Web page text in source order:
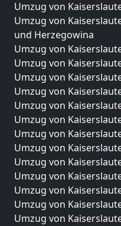
Umzug von
Umzug von
und Herzegowina
Umzug von
Umzug von
Umzug von
Umzug von
Umzug von
Umzug von
Umzug von
Umzug von
Umzug von
Umzug von
Umzug von
Umzug von
Umzug von